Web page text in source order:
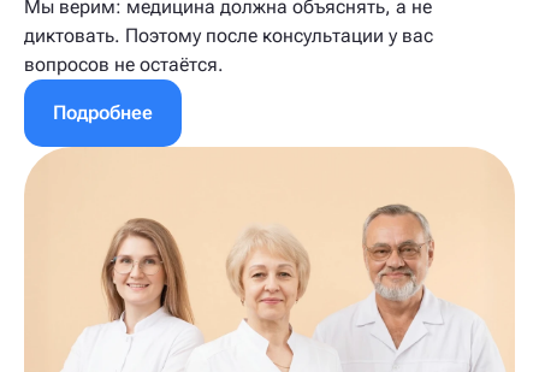
Мы верим: медицина должна объяснять, а не
диктовать. Поэтому после консультации у вас
вопросов не остаётся.
Подробнее